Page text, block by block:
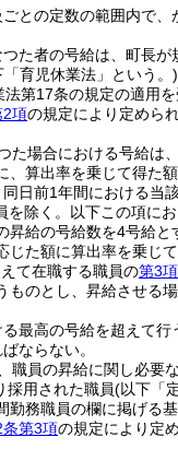
との定数の範囲内で、
た者の号給は、町長
育児休業法」という。)
法第17条の規定の適用
2項の規定により定めら
場合における号給は
算出率を乗じて得た額
日前1年間における当
を除く。以下この項に
昇給の号給数を4号給
た額に算出率を乗じて
て在職する職員の第3項
のとし、昇給させる
最高の号給を超えて行
ならない。
職員の昇給に関し必要
採用された職員(以下「
務職員の欄に掲げる基
第3項の規定により定